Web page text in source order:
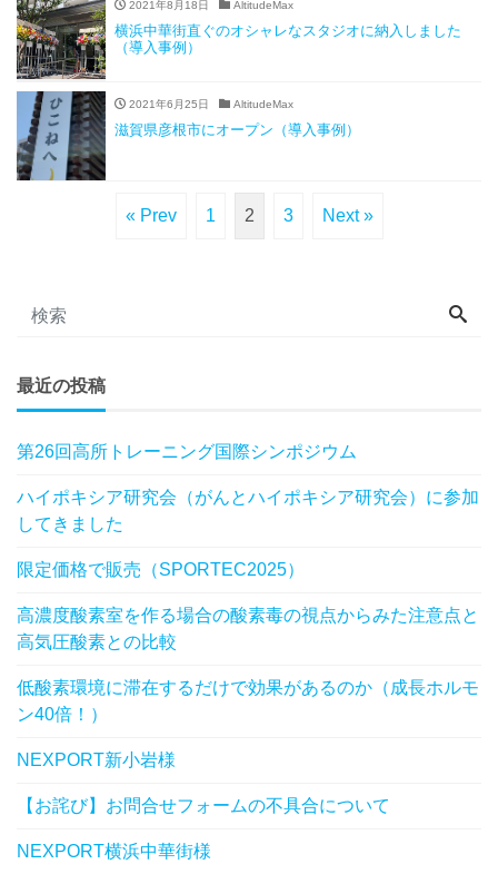
2021年8月18日 AltitudeMax
横浜中華街直ぐのオシャレなスタジオに納入しました
（導入事例）
2021年6月25日 AltitudeMax
滋賀県彦根市にオープン（導入事例）
« Prev 1 2 3 Next »
最近の投稿
第26回高所トレーニング国際シンポジウム
ハイポキシア研究会（がんとハイポキシア研究会）に参加
してきました
限定価格で販売（SPORTEC2025）
高濃度酸素室を作る場合の酸素毒の視点からみた注意点と
高気圧酸素との比較
低酸素環境に滞在するだけで効果があるのか（成長ホルモ
ン40倍！）
NEXPORT新小岩様
【お詫び】お問合せフォームの不具合について
NEXPORT横浜中華街様